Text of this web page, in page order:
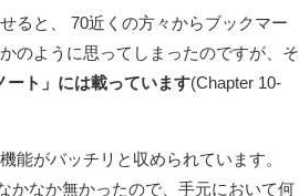
ると、 70近くの方々からブックマー
のように思ってしまったのですが、そ
ト」には載っています(Chapter 10-
能がバッチリと収められています。
かなか無かったので、手元において何